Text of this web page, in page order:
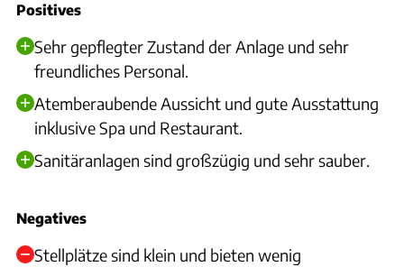
Positives
Sehr gepflegter Zustand der Anlage und sehr
freundliches Personal.
Atemberaubende Aussicht und gute Ausstattung
inklusive Spa und Restaurant.
Sanitäranlagen sind großzügig und sehr sauber.
Negatives
Stellplätze sind klein und bieten wenig